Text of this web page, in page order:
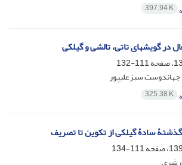
397.94 K
در گویشهای تاتی، تالشی و گیلکی
111-132
سبزعلیپور
325.38 K
111-134